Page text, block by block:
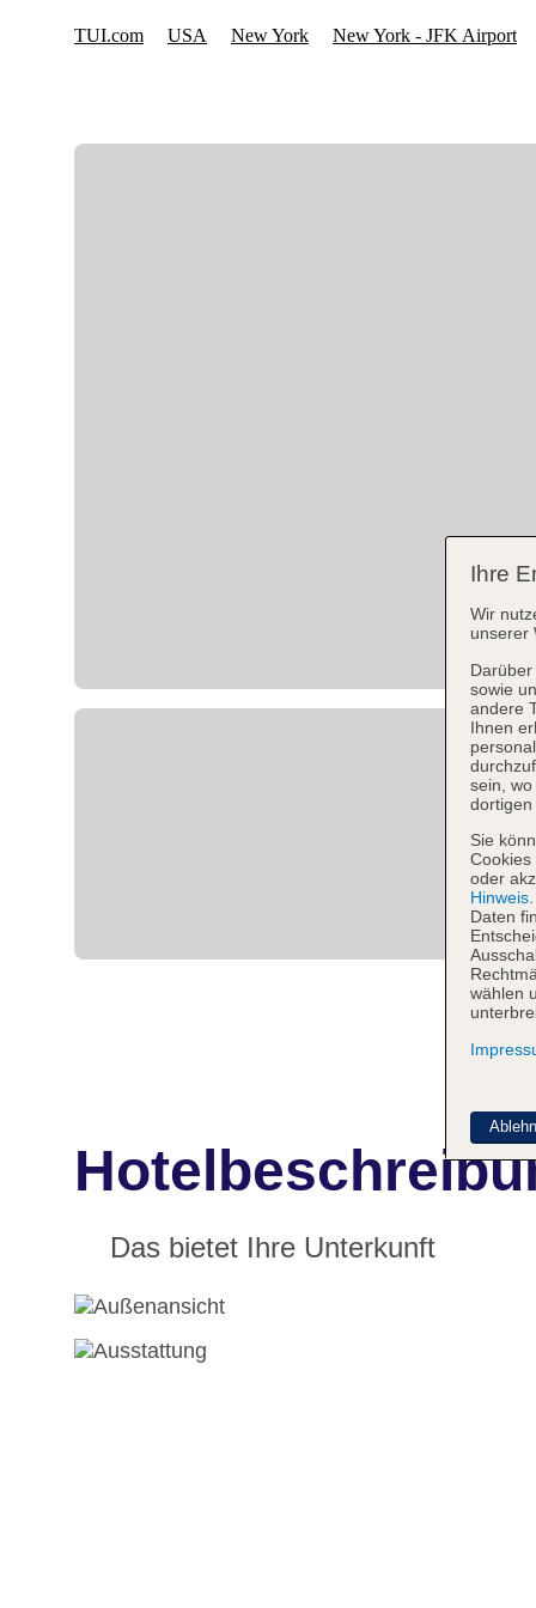
Das bietet Ihre Unterkunft
Ihre
Wir
unserer
sowie
andere
Ihnen
sein,
dortigen
Sie
Cookies
oder
Hinweis
Daten
wählen